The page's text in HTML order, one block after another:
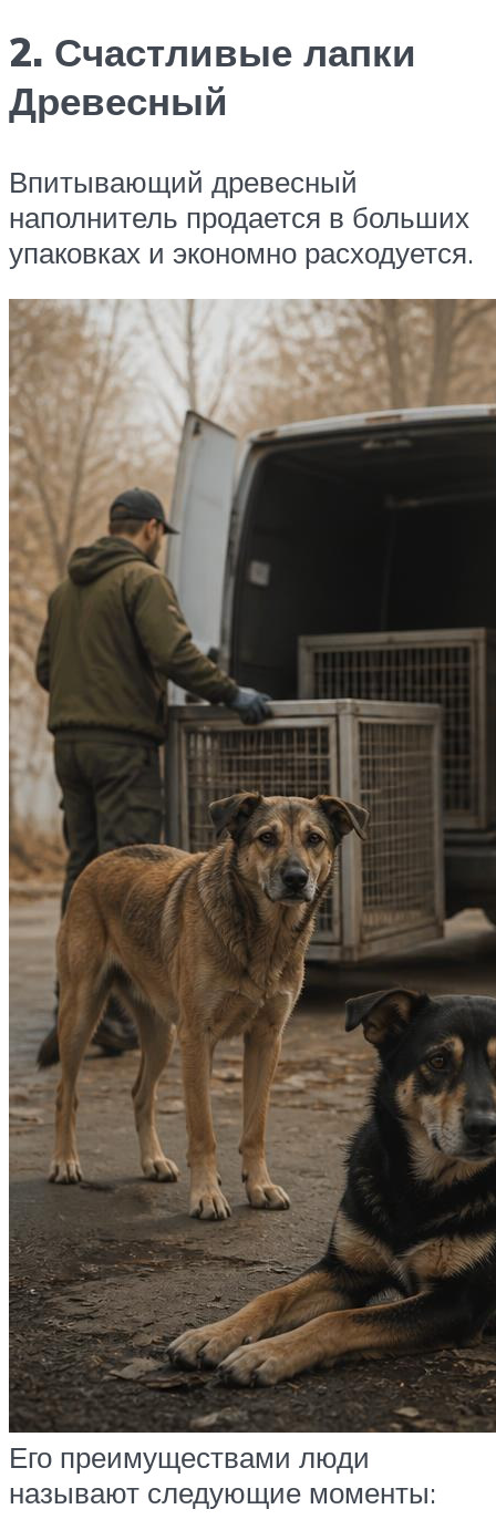
2. Счастливые лапки
Древесный
Впитывающий древесный
наполнитель продается в больших
упаковках и экономно расходуется.
Его преимуществами люди
называют следующие моменты: